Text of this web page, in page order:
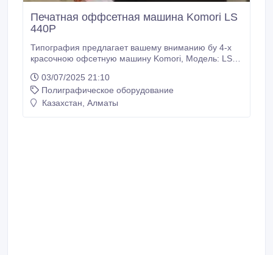
Печатная оффсетная машина Komori LS
440P
Типография предлагает вашему вниманию бу 4-х
красочною офсетную машину Komori, Модель: LS
рабочем состоянии. Готова к просмотру и
тестированию в нашей типографии в Алматы.
Особенности: - PQC (контроль качества печати) -
03/07/2025 21:10
Полиграфическое оборудование
Казахстан, Алматы